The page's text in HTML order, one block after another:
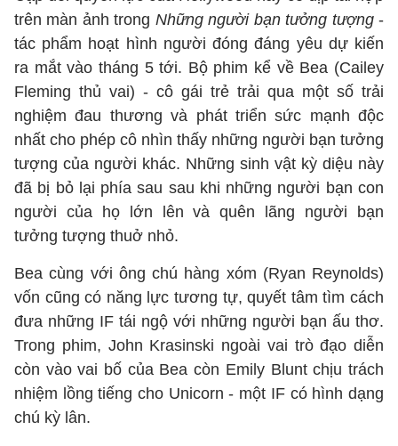
trên màn ảnh trong Những người bạn tưởng tượng-
tác phẩm hoạt hình người đóng đáng yêu dự kiến
ra mắt vào tháng 5 tới. Bộ phim kể về Bea (Cailey
Fleming thủ vai) - cô gái trẻ trải qua một số trải
nghiệm đau thương và phát triển sức mạnh độc
nhất cho phép cô nhìn thấy những người bạn tưởng
tượng của người khác. Những sinh vật kỳ diệu này
đã bị bỏ lại phía sau sau khi những người bạn con
người của họ lớn lên và quên lãng người bạn
tưởng tượng thuở nhỏ.
Bea cùng với ông chú hàng xóm (Ryan Reynolds)
vốn cũng có năng lực tương tự, quyết tâm tìm cách
đưa những IF tái ngộ với những người bạn ấu thơ.
Trong phim, John Krasinski ngoài vai trò đạo diễn
còn vào vai bố của Bea còn Emily Blunt chịu trách
nhiệm lồng tiếng cho Unicorn - một IF có hình dạng
chú kỳ lân.